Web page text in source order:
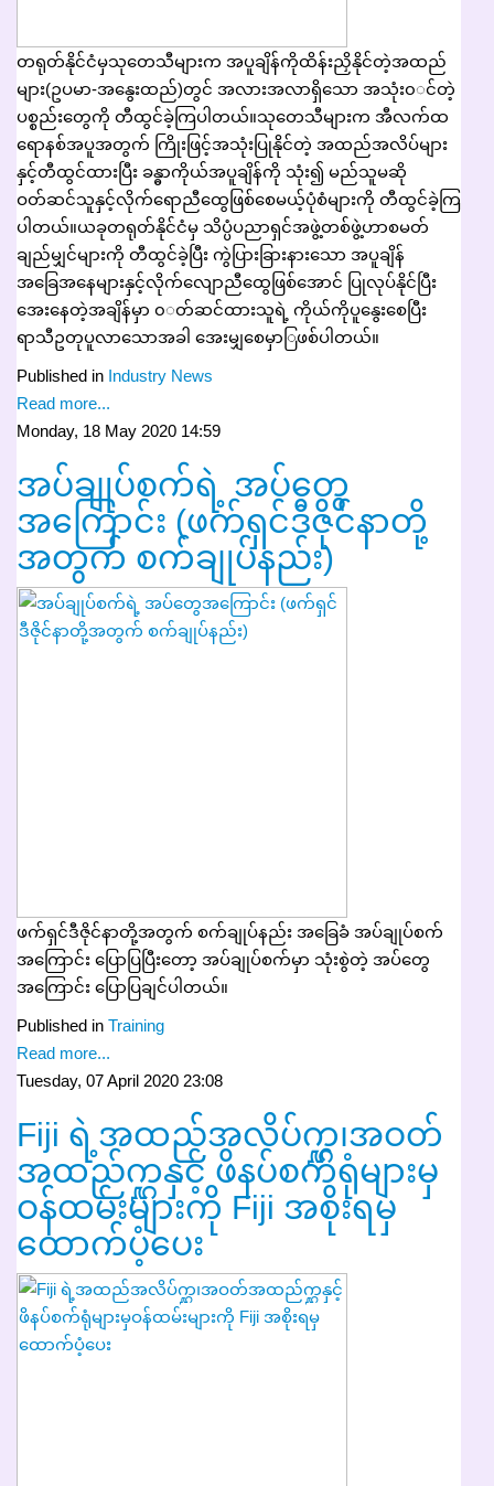
တရုတ်နိုင်ငံမှသုတေသီများက အပူချိန်ကိုထိန်းညှိနိုင်တဲ့အထည်
များ(ဥပမာ-အနွေးထည်)တွင် အလားအလာရှိသော အသုံး၀◌င်တဲ့
ပစ္စည်းတွေကို တီထွင်ခဲ့ကြပါတယ်။သုတေသီများက အီလက်ထ
ရောနစ်အပူအတွက် ကြိုးဖြင့်အသုံးပြုနိုင်တဲ့ အထည်အလိပ်များ
နှင့်တီထွင်ထားပြီး ခန္ဓာကိုယ်အပူချိန်ကို သုံး၍ မည်သူမဆို
ဝတ်ဆင်သူနှင့်လိုက်ရောညီထွေဖြစ်စေမယ့်ပုံစံများကို တီထွင်ခဲ့ကြ
ပါတယ်။ယခုတရုတ်နိုင်ငံမှ သိပ္ပံပညာရှင်အဖွဲ့တစ်ဖွဲ့ဟာစမတ်
ချည်မျှင်များကို တီထွင်ခဲ့ပြီး ကွဲပြားခြားနားသော အပူချိန်
အခြေအနေများနှင့်လိုက်လျောညီထွေဖြစ်အောင် ပြုလုပ်နိုင်ပြီး
အေးနေတဲ့အချိန်မှာ ၀◌တ်ဆင်ထားသူရဲ့ ကိုယ်ကိုပူနွေးစေပြီး
ရာသီဥတုပူလာသောအခါ အေးမျှစေမှာြဖစ်ပါတယ်။
Published in Industry News
Read more...
Monday, 18 May 2020 14:59
အပ်ချုပ်စက်ရဲ့ အပ်တွေ
အကြောင်း (ဖက်ရှင်ဒီဇိုင်နာတို့
အတွက် စက်ချုပ်နည်း)
ဖက်ရှင်ဒီဇိုင်နာတို့အတွက် စက်ချုပ်နည်း အခြေခံ အပ်ချုပ်စက်
အကြောင်း ပြောပြပြီးတော့ အပ်ချုပ်စက်မှာ သုံးစွဲတဲ့ အပ်တွေ
အကြောင်း ပြောပြချင်ပါတယ်။
Published in Training
Read more...
Tuesday, 07 April 2020 23:08
Fiji ရဲ့အထည်အလိပ်က္ဋ၊အဝတ်
အထည်က္ဋနှင့် ဖိနပ်စက်ရုံများမှ
ဝန်ထမ်းများကို Fiji အစိုးရမှ
ထောက်ပံ့ပေး